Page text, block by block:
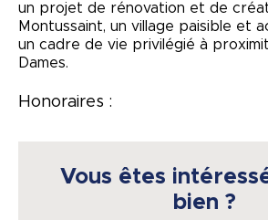
un projet de rénovation et de
Montussaint, un village paisible et
un cadre de vie privilégié à
Dames.
Honoraires :
Vous êtes
bien ?